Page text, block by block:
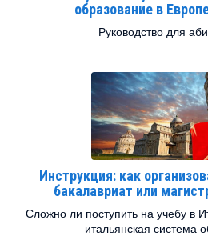
образование в
Руководство для
Инструкция: как
бакалавриат или
Сложно ли поступить на учебу в
итальянская система